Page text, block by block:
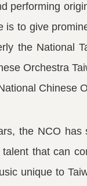
performing
is to give
the National
Orchestra
Chinese
the NCO has
talent that can
unique to